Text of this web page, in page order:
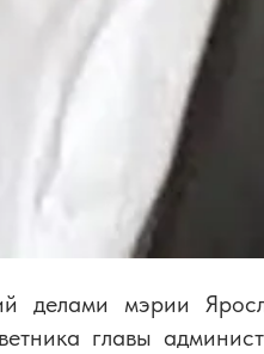
делами мэрии
главы